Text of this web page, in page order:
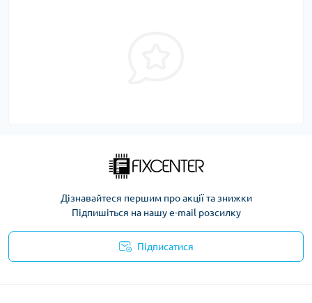
Дізнавайтеся першим про акції та знижки
Підпишіться на нашу e-mail розсилку
Підписатися